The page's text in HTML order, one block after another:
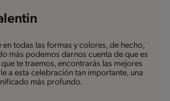
en todas las formas y colores, de hecho,
más podemos darnos cuenta de que es
te traemos, encontrarás las mejores
a esta celebración tan importante, una
más profundo.